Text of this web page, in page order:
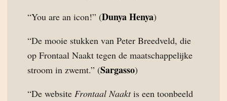
“You are an icon!” (Dunya Henya)
“De mooie stukken van Peter Breedveld, die
op Frontaal Naakt tegen de maatschappelijke
stroom in zwemt.” (Sargasso)
“De website Frontaal Naaktis een toonbeeld